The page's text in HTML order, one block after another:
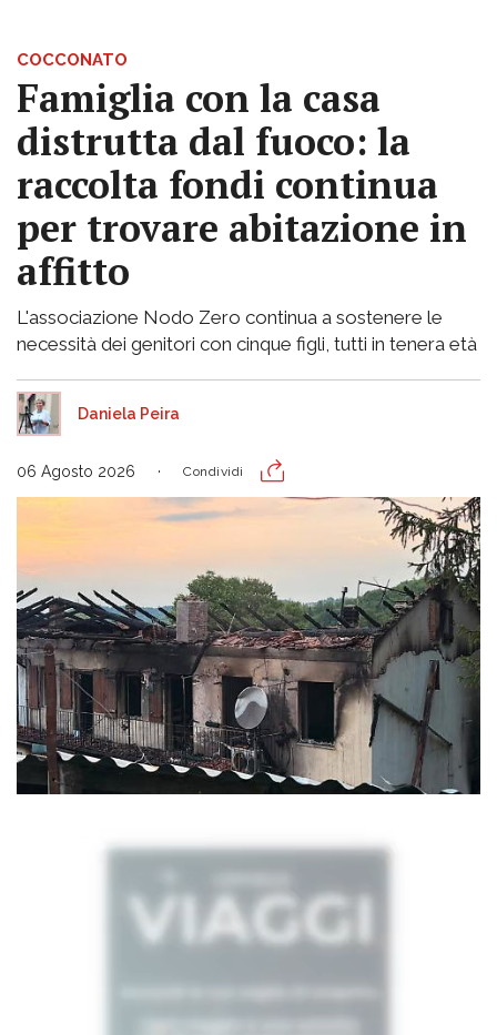
COCCONATO
Famiglia con la casa
distrutta dal fuoco: la
raccolta fondi continua
per trovare abitazione in
affitto
L'associazione Nodo Zero continua a sostenere le
necessità dei genitori con cinque figli, tutti in tenera età
Daniela Peira
06 Agosto 2026 Condividi